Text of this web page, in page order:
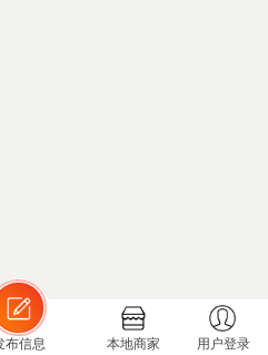
布信息 本地商家 用户登录